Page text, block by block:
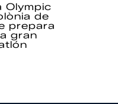
Olympic
de
prepara
gran